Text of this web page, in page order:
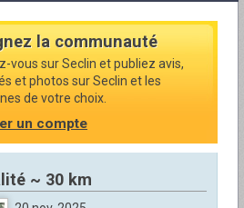
la communauté
vous sur Seclin et publiez avis,
et photos sur Seclin et les
de votre choix.
un compte
~ 30 km